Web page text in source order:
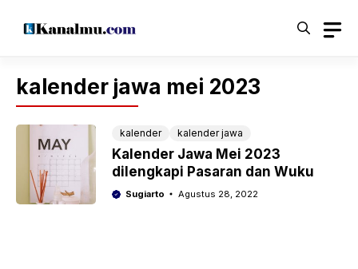
kalender jawa mei 2023
kalender kalender jawa
Kalender Jawa Mei 2023
dilengkapi Pasaran dan Wuku
Sugiarto Agustus 28, 2022